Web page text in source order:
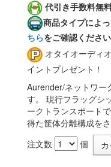
代引き手数料無
商品タイプによ
ちらをご確認ください
オタイオーディ
イントプレゼント！
Aurender/ネットワー
す。 現行フラッグシ
ークトランスポート
得た筐体分離構成を
注文数
個